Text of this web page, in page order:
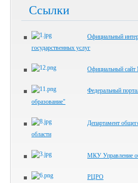
Ссылки
Официальный
государственных услуг
Официальный сайт
Федеральный
образование"
Департамент
области
МКУ Управление
РЦРО